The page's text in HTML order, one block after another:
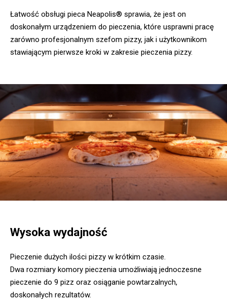
Łatwość obsługi pieca Neapolis® sprawia, że jest on
doskonałym urządzeniem do pieczenia, które usprawni pracę
zarówno profesjonalnym szefom pizzy, jak i użytkownikom
stawiającym pierwsze kroki w zakresie pieczenia pizzy.
Wysoka wydajność
Pieczenie dużych ilości pizzy w krótkim czasie.
Dwa rozmiary komory pieczenia umożliwiają jednoczesne
pieczenie do 9 pizz oraz osiąganie powtarzalnych,
doskonałych rezultatów.